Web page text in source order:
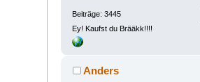
Beiträge: 3445
Ey! Kaufst du Brääkk!!!!
Anders